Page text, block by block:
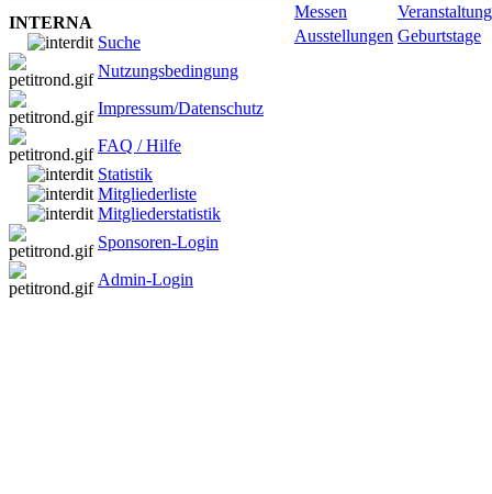
INTERNA
Suche
Nutzungsbedingung
Impressum/Datenschutz
FAQ / Hilfe
Statistik
Mitgliederliste
Mitgliederstatistik
Sponsoren-Login
Admin-Login
Messen
Veranstaltung
Ausstellungen Geburtstage